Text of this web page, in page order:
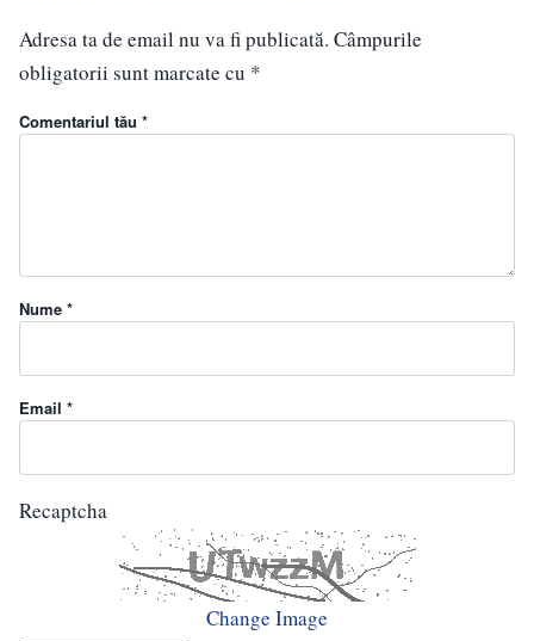
Adresa ta de email nu va fi publicată. Câmpurile
obligatorii sunt marcate cu *
Comentariul tău *
Nume *
Email *
Recaptcha
Change Image